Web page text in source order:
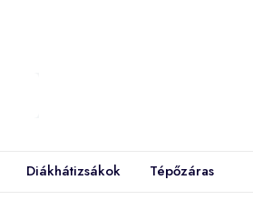
Diákhátizsákok Tépőzáras